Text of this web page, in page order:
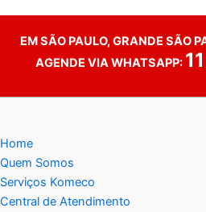
EM SÃO PAULO, GRANDE SÃO
AGENDE VIA WHATSAPP:
Home
Quem Somos
Serviços Komeco
Central de Atendimento